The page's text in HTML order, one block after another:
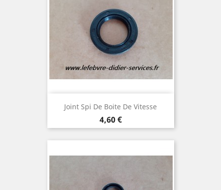
Joint Spi De Boite De Vitesse
Prix
4,60 €